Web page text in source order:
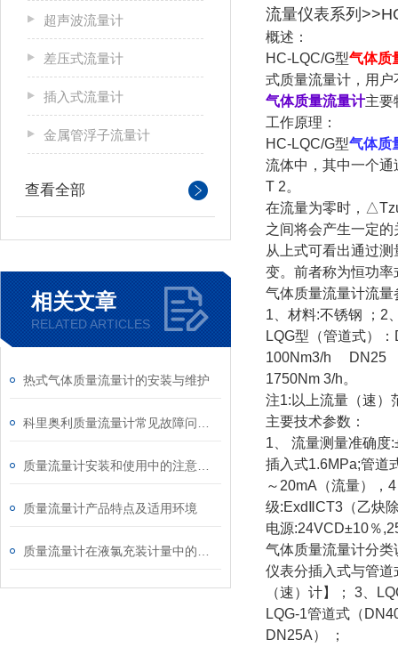
超声波流量计
差压式流量计
插入式流量计
金属管浮子流量计
查看全部
相关文章
RELATED ARTICLES
热式气体质量流量计的安装与维护
质量流量计产品特点及适用环境
流量仪表系列
概述：
HC-LQC/G型气体质
式质量流量计，用
气体质量流量计主要
工作原理：
HC-LQC/G型气体质
流体中，其中一个
T 2。
在流量为零时，
之间将会产生一定
从上式可看出通过
变。前者称为恒功
气体质量流量计流量
1、材料:不锈钢 ；2
LQG型（管道式
100Nm3/h DN25
1750Nm 3/h。
注1:以上流量（速）
主要技术参数：
1、 流量测量准确
插入式1.6MPa;管道
～20mA（流量），
级:ExdⅡCT3（乙炔
电源:24VCD±10％
气体质量流量计分类
仪表分插入式与管
（速）计】； 3、
LQG-1管道式（
DN25A） ；